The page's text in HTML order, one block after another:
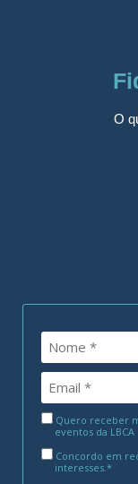
O
Quero receber
eventos da LBCA
Concordo em
interesses.*